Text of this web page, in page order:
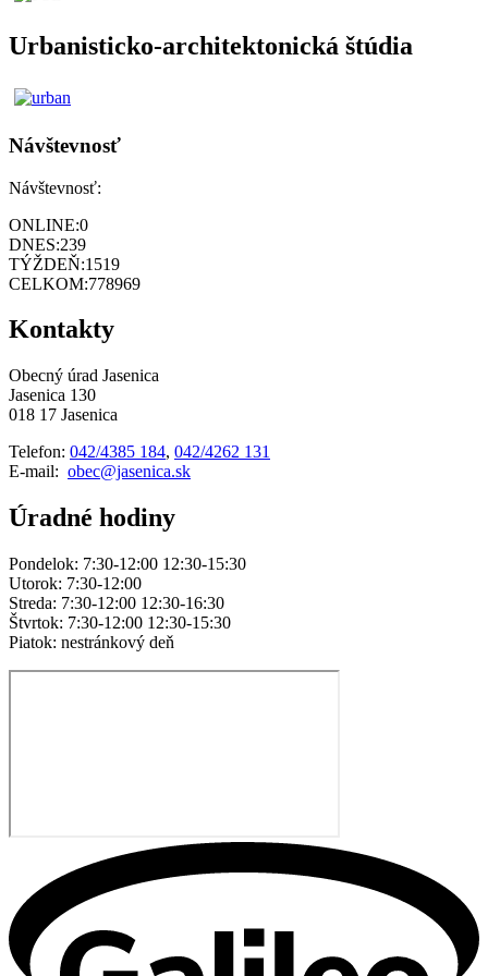
Urbanisticko-architektonická štúdia
Návštevnosť
Návštevnosť:
ONLINE:0
DNES:239
TÝŽDEŇ:1519
CELKOM:778969
Kontakty
Obecný úrad Jasenica
Jasenica 130
018 17 Jasenica
Telefon: 042/4385 184, 042/4262 131
E-mail: obec@jasenica.sk
Úradné hodiny
Pondelok: 7:30-12:00 12:30-15:30
Utorok: 7:30-12:00
Streda: 7:30-12:00 12:30-16:30
Štvrtok: 7:30-12:00 12:30-15:30
Piatok: nestránkový deň